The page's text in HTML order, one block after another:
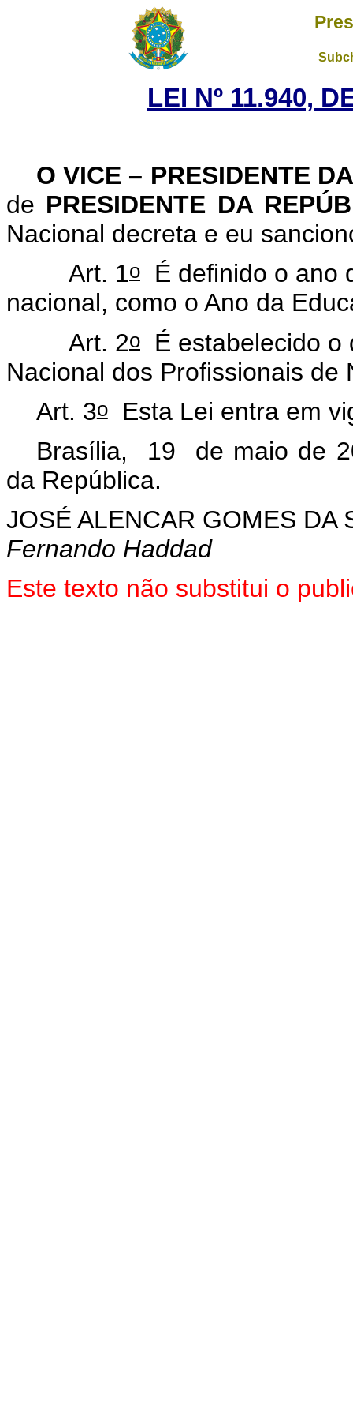
LEI Nº 11.940,
O VICE – PRESIDENTE
de PRESIDENTE DA
Nacional decreta e eu
Art. 1o É definido o ano
nacional, como o Ano da
Art. 2o É estabelecido o
Nacional dos Profissionais de
Art. 3oEsta Lei entra em
Brasília, 19 de maio de
da República.
JOSÉ ALENCAR GOMES DA
Fernando Haddad
Este texto não substitui o